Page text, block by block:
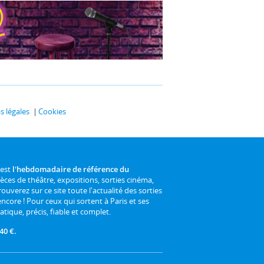
légales Cookies
l'hebdomadaire de référence du
de théâtre, expositions, sorties cinéma,
sur ce site toute l'actualité des sorties
! Pour ceux qui sortent à Paris et ses
précis, fiable et complet.
€.